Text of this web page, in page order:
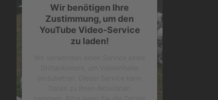
Wir benötigen Ihre
Zustimmung, um den
YouTube Video-Service
zu laden!